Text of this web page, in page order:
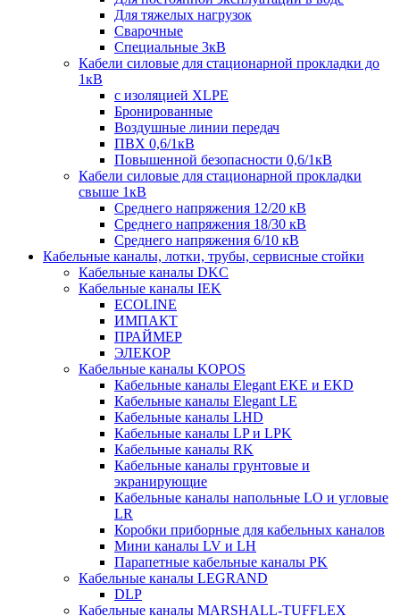
Для тяжелых нагрузок
Сварочные
Специальные 3кВ
Кабели силовые для стационарной прокладки до
1кВ
c изоляцией XLPE
Бронированные
Воздушные линии передач
ПВХ 0,6/1кВ
Повышенной безопасности 0,6/1кВ
Кабели силовые для стационарной прокладки
свыше 1кВ
Среднего напряжения 12/20 кВ
Среднего напряжения 18/30 кВ
Среднего напряжения 6/10 кВ
Кабельные каналы, лотки, трубы, сервисные стойки
Кабельные каналы DKC
Кабельные каналы IEK
ECOLINE
ИМПАКТ
ПРАЙМЕР
ЭЛЕКОР
Кабельные каналы KOPOS
Кабельные каналы Elegant EKE и EKD
Кабельные каналы Elegant LE
Кабельные каналы LHD
Кабельные каналы LP и LPK
Кабельные каналы RK
Кабельные каналы грунтовые и
экранирующие
Кабельные каналы напольные LO и угловые
LR
Коробки приборные для кабельных каналов
Мини каналы LV и LH
Парапетные кабельные каналы PK
Кабельные каналы LEGRAND
DLP
Кабельные каналы MARSHALL-TUFFLEX